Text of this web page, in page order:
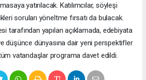
yatırılacak. Katılımcılar, söyleşi
soruları yöneltme fırsatı da bulacak.
tarafından yapılan açıklamada, edebiyata
düşünce dünyasına dair yeni perspektifler
vatandaşlar programa davet edildi.